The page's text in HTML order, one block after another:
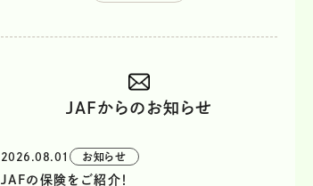
JAFからのお知らせ
2026.08.01 お知らせ
JAFの保険をご紹介！